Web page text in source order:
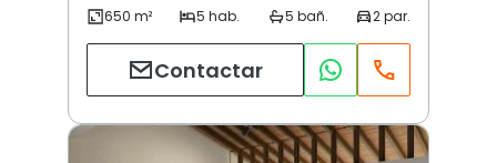
Contactar